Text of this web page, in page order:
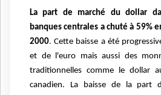
La part de marché du dollar
banques centrales a chuté à 59%
2000. Cette baisse a été
et de l'euro mais aussi des
traditionnelles comme le dollar
canadien. La baisse de la part